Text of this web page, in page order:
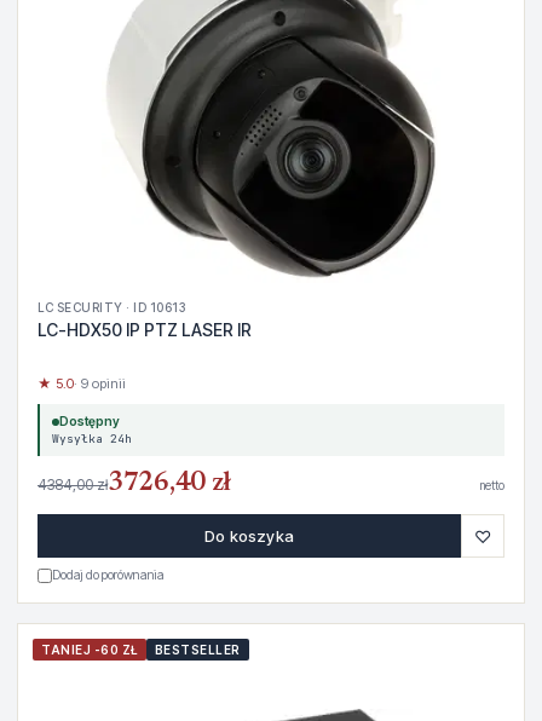
LC SECURITY · ID 10613
LC-HDX50 IP PTZ LASER IR
★ 5.0· 9 opinii
Dostępny
Wysyłka 24h
4384,00 zł3726,40 zł netto
Do koszyka ♡
Dodaj do porównania
TANIEJ -60 ZŁ BESTSELLER